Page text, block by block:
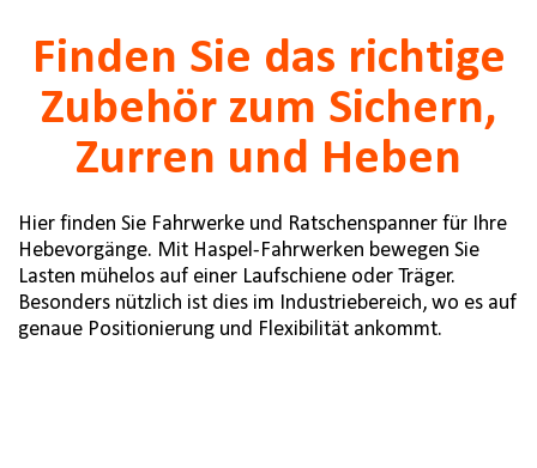
Finden Sie das richtige
Zubehör zum Sichern,
Zurren und Heben
Hier finden Sie Fahrwerke und Ratschenspanner für Ihre
Hebevorgänge. Mit Haspel-Fahrwerken bewegen Sie
Lasten mühelos auf einer Laufschiene oder Träger.
Besonders nützlich ist dies im Industriebereich, wo es auf
genaue Positionierung und Flexibilität ankommt.